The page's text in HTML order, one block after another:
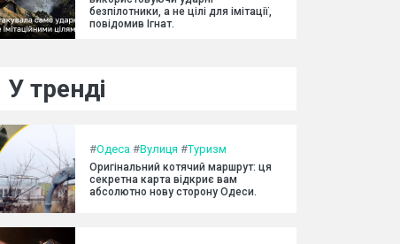
безпілотники, а не цілі для імітації,
повідомив Ігнат.
У тренді
#Одеса #Вулиця #Туризм
Оригінальний котячий маршрут: ця
секретна карта відкриє вам
абсолютно нову сторону Одеси.